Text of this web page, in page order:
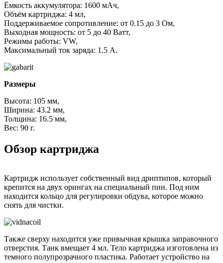
Ёмкость аккумулятора: 1600 мАч,
Объём картриджа: 4 мл,
Поддерживаемое сопротивление: от 0.15 до 3 Ом,
Выходная мощность: от 5 до 40 Ватт,
Режимы работы: VW,
Максимальный ток заряда: 1.5 А.
Размеры
Высота: 105 мм,
Ширина: 43.2 мм,
Толщина: 16.5 мм,
Вес: 90 г.
Обзор картриджа
Картридж использует собственный вид дриптипов, который
крепится на двух орингах на специальный пин. Под ним
находится кольцо для регулировки обдува, которое можно
снять для чистки.
Также сверху находится уже привычная крышка заправочного
отверстия. Танк вмещает 4 мл. Тело картриджа изготовлена из
темного полупрозрачного пластика. Работает устройство на